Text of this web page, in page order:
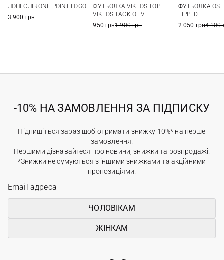
ЛОНГСЛІВ ONE POINT LOGO
3 900 грн
3XL
ФУТБОЛКА VIKTOS TOP
VIKTOS TACK OLIVE
950 грн1 900 грн
ФУТБОЛКА OS
TIPPED
2 050 грн4 100
-10% НА ЗАМОВЛЕННЯ ЗА ПІДПИСКУ
Підпишіться зараз щоб отримати знижку 10%* на перше
замовлення.
Першими дізнавайтеся про новини, знижки та розпродажі.
*Знижки не сумуються з іншими знижками та акційними
пропозиціями.
ЧОЛОВІКАМ
ЖІНКАМ